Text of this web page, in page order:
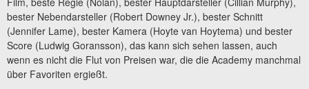
bester Nebendarsteller (Robert Downey Jr.), bester Schnitt
(Jennifer Lame), bester Kamera (Hoyte van Hoytema) und bester
Score (Ludwig Goransson), das kann sich sehen lassen, auch
wenn es nicht die Flut von Preisen war, die die Academy manchmal
über Favoriten ergießt.